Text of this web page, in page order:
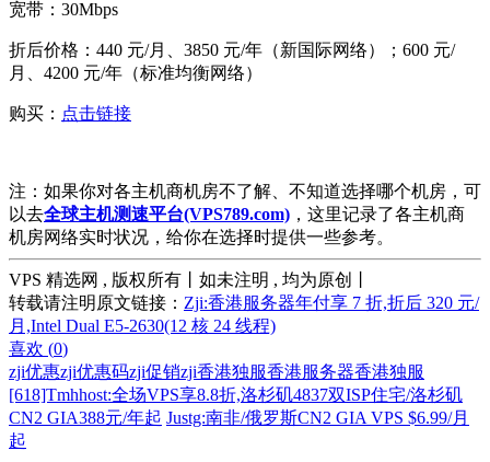
宽带：30Mbps
折后价格：440 元/月、3850 元/年（新国际网络）；600 元/
月、4200 元/年（标准均衡网络）
购买： 点击链接
注：如果你对各主机商机房不了解、不知道选择哪个机房，可
以去全球主机测速平台(VPS789.com) ，这里记录了各主机商
机房网络实时状况，给你在选择时提供一些参考。
VPS 精选网 , 版权所有丨如未注明 , 均为原创丨
转载请注明原文链接： Zji:香港服务器年付享 7 折,折后 320 元/
月,Intel Dual E5-2630(12 核 24 线程)
喜欢 (0)
zji优惠zji优惠码zji促销zji香港独服香港服务器香港独服
[618]Tmhhost:全场VPS享8.8折,洛杉矶4837双ISP住宅/洛杉矶
CN2 GIA388元/年起 Justg:南非/俄罗斯CN2 GIA VPS $6.99/月
起